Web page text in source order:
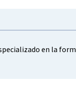
en la